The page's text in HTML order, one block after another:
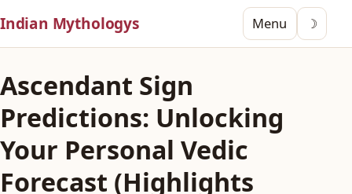
Indian Mythologys Menu ☽
Ascendant Sign
Predictions: Unlocking
Your Personal Vedic
Forecast (Highlights